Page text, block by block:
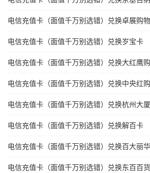
电信充值卡（面值千万别选错）兑换卓展购
电信充值卡（面值千万别选错）兑换岁宝卡
电信充值卡（面值千万别选错）兑换大红鹰
电信充值卡（面值千万别选错）兑换中央红
电信充值卡（面值千万别选错）兑换杭州大
电信充值卡（面值千万别选错）兑换解百卡
电信充值卡（面值千万别选错）兑换百大丽
电信充值卡（面值千万别选错）兑换东百百